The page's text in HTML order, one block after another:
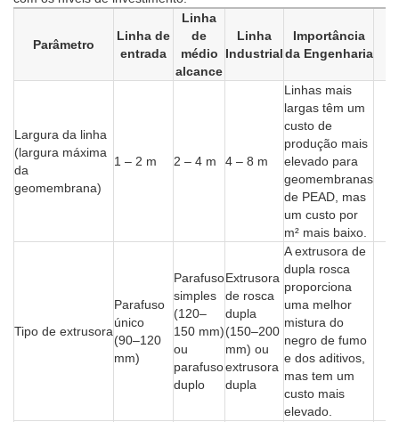
Parâmetro
Linha de
entrada
Linha
de
médio
alcance
Linha
Industrial
Importância
da Engenharia
Largura da linha
(largura máxima
da
geomembrana)
1 – 2 m 2 – 4 m 4 – 8 m
Linhas mais
largas têm um
custo de
produção mais
elevado para
geomembranas
de PEAD, mas
um custo por
m² mais baixo.
Tipo de extrusora
Parafuso
único
(90–120
mm)
Parafuso
simples
(120–
150 mm)
ou
parafuso
duplo
Extrusora
de rosca
dupla
(150–200
mm) ou
extrusora
dupla
A extrusora de
dupla rosca
proporciona
uma melhor
mistura do
negro de fumo
e dos aditivos,
mas tem um
custo mais
elevado.